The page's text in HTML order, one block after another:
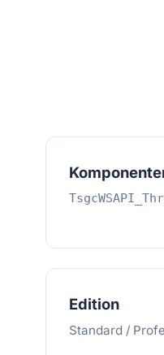
Edition
Standard /